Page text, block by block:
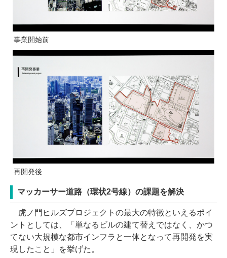
事業開始前
再開発後
マッカーサー道路（環状2号線）の課題を解決
虎ノ門ヒルズプロジェクトの最大の特徴といえるポイ
ントとしては、「単なるビルの建て替えではなく、かつ
てない大規模な都市インフラと一体となって再開発を実
現したこと」を挙げた。